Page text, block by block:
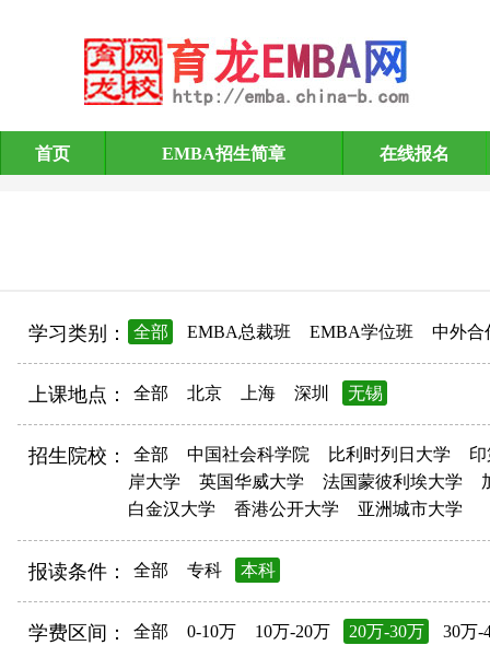
EMBA招生简章
首页 EMBA招生简章 在线报名
学习类别： 全部 EMBA总裁班 EMBA学位班 中外合
上课地点： 全部 北京 上海 深圳 无锡
招生院校： 全部 中国社会科学院 比利时列日大学
岸大学
英国华威大学 法国蒙彼利埃大学
白金汉大学
香港公开大学 亚洲城市大学
报读条件： 全部 专科 本科
学费区间： 全部 0-10万 10万-20万 20万-30万 30万-